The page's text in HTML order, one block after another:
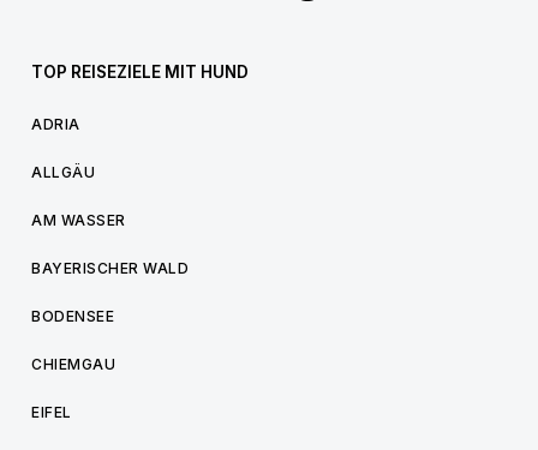
TOP REISEZIELE MIT HUND
ADRIA
ALLGÄU
AM WASSER
BAYERISCHER WALD
BODENSEE
CHIEMGAU
EIFEL